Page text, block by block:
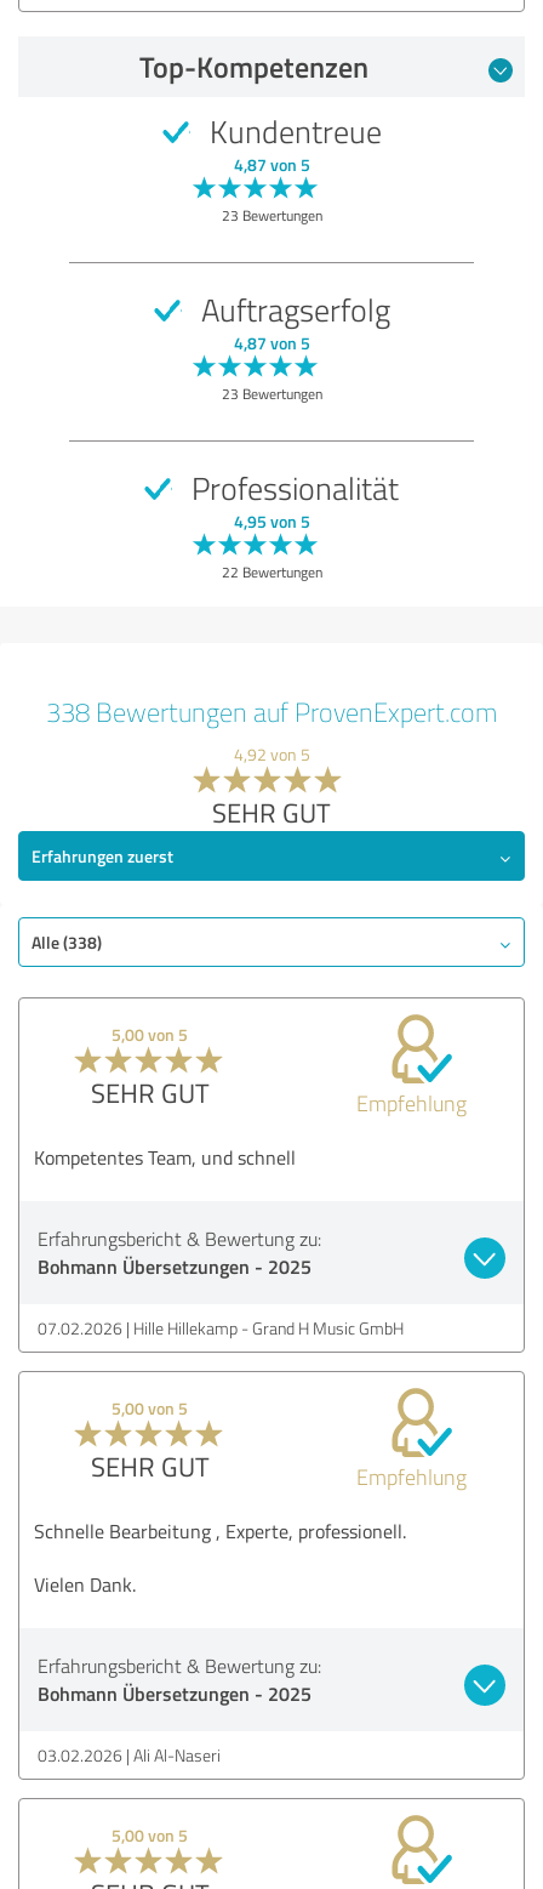
Top-Kompetenzen
Kundentreue
4,87 von 5
23 Bewertungen
Auftragserfolg
4,87 von 5
23 Bewertungen
Professionalität
4,95 von 5
22 Bewertungen
338 Bewertungen auf ProvenExpert.com
4,92 von 5
SEHR GUT
Erfahrungen zuerst
Alle (338)
5,00 von 5
SEHR GUT Empfehlung
Kompetentes Team, und schnell
Erfahrungsbericht & Bewertung zu:
Bohmann Übersetzungen - 2025
07.02.2026 Hille Hillekamp - Grand H Music GmbH
5,00 von 5
SEHR GUT Empfehlung
Schnelle Bearbeitung , Experte, professionell.
Vielen Dank.
Erfahrungsbericht & Bewertung zu:
Bohmann Übersetzungen - 2025
03.02.2026 Ali Al-Naseri
5,00 von 5